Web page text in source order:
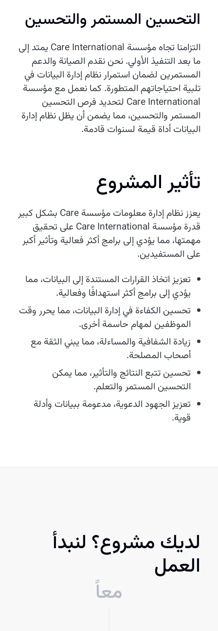
التحسين المستمر والتحسين
التزامنا تجاه مؤسسة Care International يمتد إلى
ما بعد التنفيذ الأولي. نحن نقدم الصيانة والدعم
المستمرين لضمان استمرار نظام إدارة البيانات في
تلبية احتياجاتهم المتطورة. كما نعمل مع مؤسسة
Care International لتحديد فرص التحسين
المستمر والتحسين، مما يضمن أن يظل نظام إدارة
البيانات أداة قيمة لسنوات قادمة.
تأثير المشروع
يعزز نظام إدارة معلومات مؤسسة Care بشكل كبير
قدرة مؤسسة Care International على تحقيق
مهمتها، مما يؤدي إلى برامج أكثر فعالية وتأثير أكبر
على المستفيدين.
تعزيز اتخاذ القرارات المستندة إلى البيانات، مما
يؤدي إلى برامج أكثر استهدافًا وفعالية.
تحسين الكفاءة في إدارة البيانات، مما يحرر وقت
الموظفين لمهام حاسمة أخرى.
زيادة الشفافية والمساءلة، مما يبني الثقة مع
أصحاب المصلحة.
تحسين تتبع النتائج والتأثير، مما يمكن
التحسين المستمر والتعلم.
تعزيز الجهود الدعوية، مدعومة ببيانات وأدلة
قوية.
لديك مشروع؟ لنبدأ
العمل
معاً